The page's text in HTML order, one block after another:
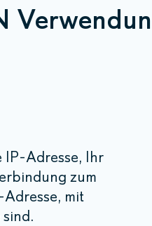
IP-Adresse, Ihr
zum
mit